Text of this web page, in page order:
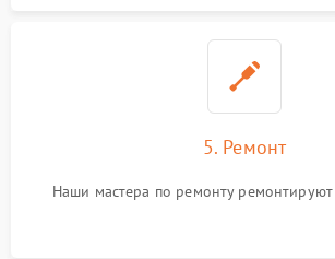
5. Ремонт
Наши мастера по ремонту